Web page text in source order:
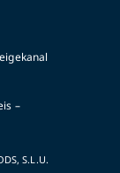
–
S.L.U.